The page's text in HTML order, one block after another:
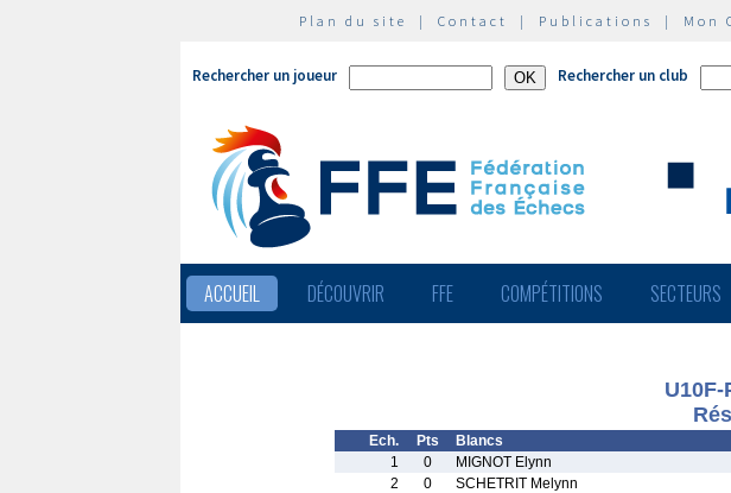
Plan du site | Contact | Publications | Mon
Rechercher un joueur Rechercher un club
ACCUEIL DÉCOUVRIR FFE COMPÉTITIONS SECTEURS
U10F-
Ech. Pts Blancs
1
0 MIGNOT Elynn
2
0 SCHETRIT Melynn